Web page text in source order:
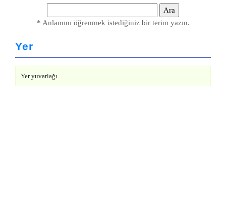
* Anlamını öğrenmek istediğiniz bir terim yazın.
Yer
Yer yuvarlağı.